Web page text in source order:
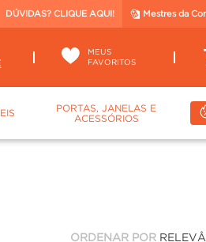
DÚVIDAS? CLIQUE AQUI! Mestres da
MEUS
FAVORITOS
PORTAS, JANELAS E
ACESSÓRIOS
ORDENAR POR